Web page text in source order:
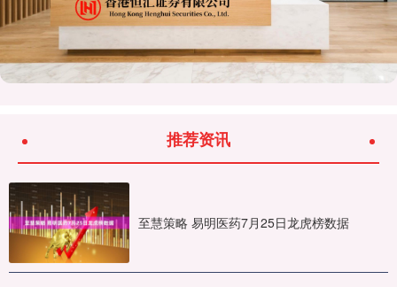
推荐资讯
至慧策略 易明医药7月25日龙虎榜数据